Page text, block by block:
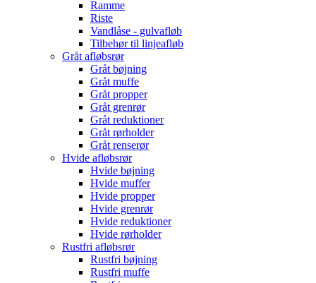
Ramme
Riste
Vandlåse - gulvafløb
Tilbehør til linjeafløb
Gråt afløbsrør
Gråt bøjning
Gråt muffe
Gråt propper
Gråt grenrør
Gråt reduktioner
Gråt rørholder
Gråt renserør
Hvide afløbsrør
Hvide bøjning
Hvide muffer
Hvide propper
Hvide grenrør
Hvide reduktioner
Hvide rørholder
Rustfri afløbsrør
Rustfri bøjning
Rustfri muffe